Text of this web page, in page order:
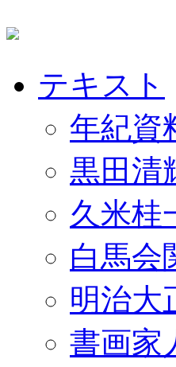
テキスト
年紀資
黒田清
久米桂
白馬会
明治大
書画家